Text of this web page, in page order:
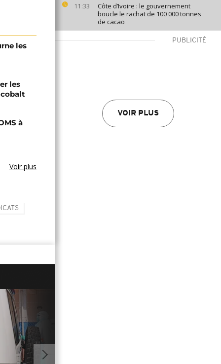
11:33
Côte d’Ivoire : le gouvernement
boucle le rachat de 100 000 tonnes
de cacao
PUBLICITÉ
VOIR PLUS
les
les
à
Voir plus